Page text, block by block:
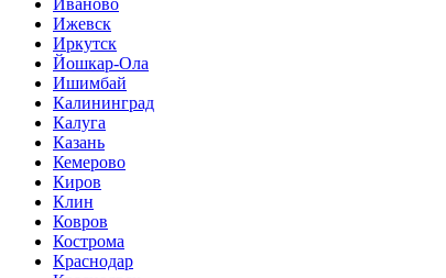
Иваново
Ижевск
Иркутск
Йошкар-Ола
Ишимбай
Калининград
Калуга
Казань
Кемерово
Киров
Клин
Ковров
Кострома
Краснодар